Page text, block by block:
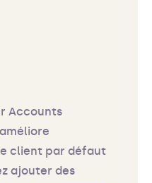
Accounts
client par défaut
ajouter des